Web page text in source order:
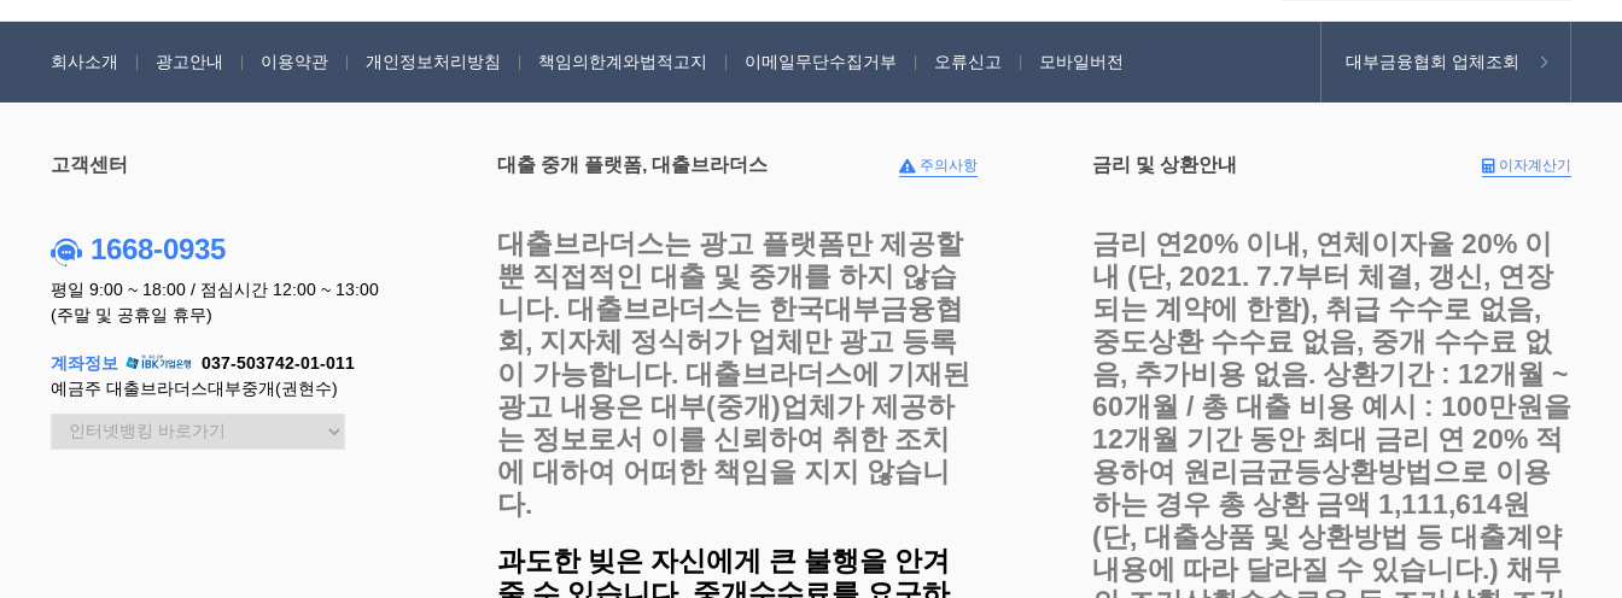
회사소개 광고안내 이용약관 개인정보처리방침 책임의한계와법적고지 이메일무단수집거부 오류신고 모바일버전 대부금융협회 업체조회
고객센터
1668-0935
평일 9:00 ~ 18:00 / 점심시간 12:00 ~ 13:00
(주말 및 공휴일 휴무)
계좌정보
037-503742-01-011
예금주 대출브라더스대부중개(권현수)
대출 중개 플랫폼, 대출브라더스 주의사항
대출브라더스는 광고 플랫폼만 제공할
뿐 직접적인 대출 및 중개를 하지 않습
니다. 대출브라더스는 한국대부금융협
회, 지자체 정식허가 업체만 광고 등록
이 가능합니다. 대출브라더스에 기재된
광고 내용은 대부(중개)업체가 제공하
는 정보로서 이를 신뢰하여 취한 조치
에 대하여 어떠한 책임을 지지 않습니
다.
과도한 빚은 자신에게 큰 불행을 안겨
금리 및 상환안내 이자계산기
금리 연20% 이내, 연체이자율 20% 이
내 (단, 2021. 7.7부터 체결, 갱신, 연장
되는 계약에 한함), 취급 수수로 없음,
중도상환 수수료 없음, 중개 수수료 없
음, 추가비용 없음. 상환기간 : 12개월 ~
60개월 / 총 대출 비용 예시 : 100만원을
12개월 기간 동안 최대 금리 연 20% 적
용하여 원리금균등상환방법으로 이용
하는 경우 총 상환 금액 1,111,614원
(단, 대출상품 및 상환방법 등 대출계약
내용에 따라 달라질 수 있습니다.) 채무